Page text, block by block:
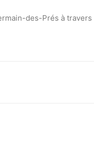
des-Prés à